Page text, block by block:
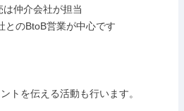
仲介会社が担当
のBtoB営業が中心です
トを伝える活動も行います。